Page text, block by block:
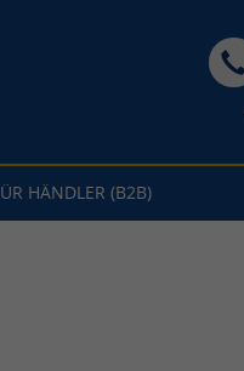
HÄNDLER (B2B)